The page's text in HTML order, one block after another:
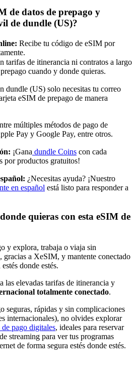
de datos de prepago y
de dundle (US)?
Recibe tu código de eSIM por
tarifas de itinerancia ni contratos a largo
cuando y donde quieras.
dundle (US) solo necesitas tu correo
eSIM de prepago de manera
múltiples métodos de pago de
Pay y Google Pay, entre otros.
¡Gana dundle Coins con cada
por productos gratuitos!
¿Necesitas ayuda? ¡Nuestro
en español está listo para responder a
quieras con esta eSIM de
y explora, trabaja o viaja sin
gracias a XeSIM, y mantente conectado
donde estés.
las elevadas tarifas de itinerancia y
totalmente conectado.
seguras, rápidas y sin complicaciones
internacionales), no olvides explorar
de pago digitales, ideales para reservar
streaming para ver tus programas
de forma segura estés donde estés.